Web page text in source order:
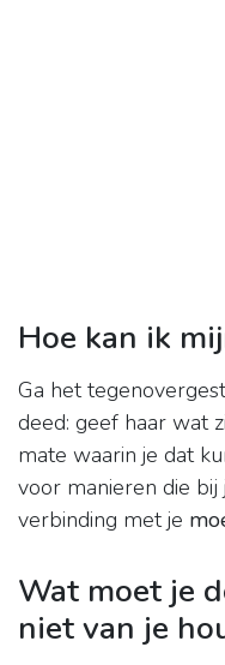
Hoe kan ik
Ga het
deed: geef haar wat
mate waarin je dat
voor manieren die bij
verbinding met je
Wat moet je
niet van je